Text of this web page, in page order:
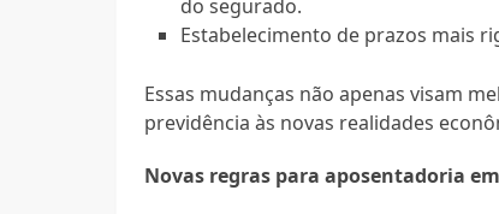
do segurado.
Estabelecimento de prazos mais
Essas mudanças não apenas visam
previdência às novas realidades
Novas regras para aposentadoria